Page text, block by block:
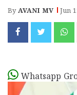
ByAVANI MV Jun
Whatsapp